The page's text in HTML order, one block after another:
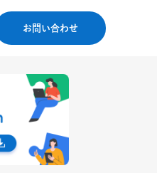
お問い合わせ